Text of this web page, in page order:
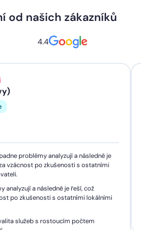
od našich zákazníků
4.4
problémy analyzují a následně je
vzácnost po zkušenosti s ostatními
analyzují a následně je řeší, což
po zkušenosti s ostatními lokálními
služeb s rostoucím počtem